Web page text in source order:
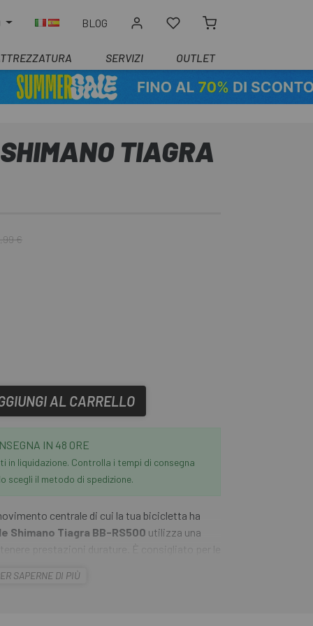
BLOG
SERVIZI OUTLET
TIAGRA
€
AL CARRELLO
IN 48 ORE
in liquidazione. Controlla i tempi di consegna
scegli il metodo di spedizione.
centrale di cui la tua bicicletta ha
Shimano Tiagra BB-RS500 utilizza una
prestazioni durature. È consigliato per le
gruppo. Si adatta, a seconda della versione,
SAPERNE DI PIÙ